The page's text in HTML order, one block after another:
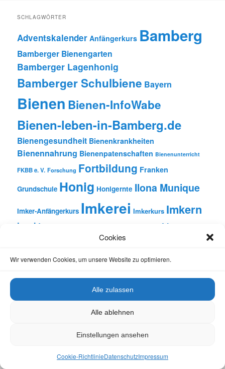
Cookies
Wir verwenden Cookies, um unsere Website zu optimieren.
Alle zulassen
Alle ablehnen
Einstellungen ansehen
Cookie-RichtlinieDatenschutzImpressum
SCHLAGWÖRTER
Adventskalender Anfängerkurs Bamberg
Bamberger Bienengarten
Bamberger Lagenhonig
Bamberger Schulbiene Bayern
Bienen Bienen-InfoWabe
Bienen-leben-in-Bamberg.de
Bienengesundheit Bienenkrankheiten
Bienennahrung Bienenpatenschaften Bienenunterricht
FKBB e. V. Forschung Fortbildung Franken
Grundschule Honig Honigernte Ilona Munique
Imker-Anfängerkurs Imkerei Imkerkurs Imkern
Insekten Literatur
Natur Oberfranken
Schulunterricht Unterricht
Vortrag
Datenschutz Stolz präsentiert von WordPress